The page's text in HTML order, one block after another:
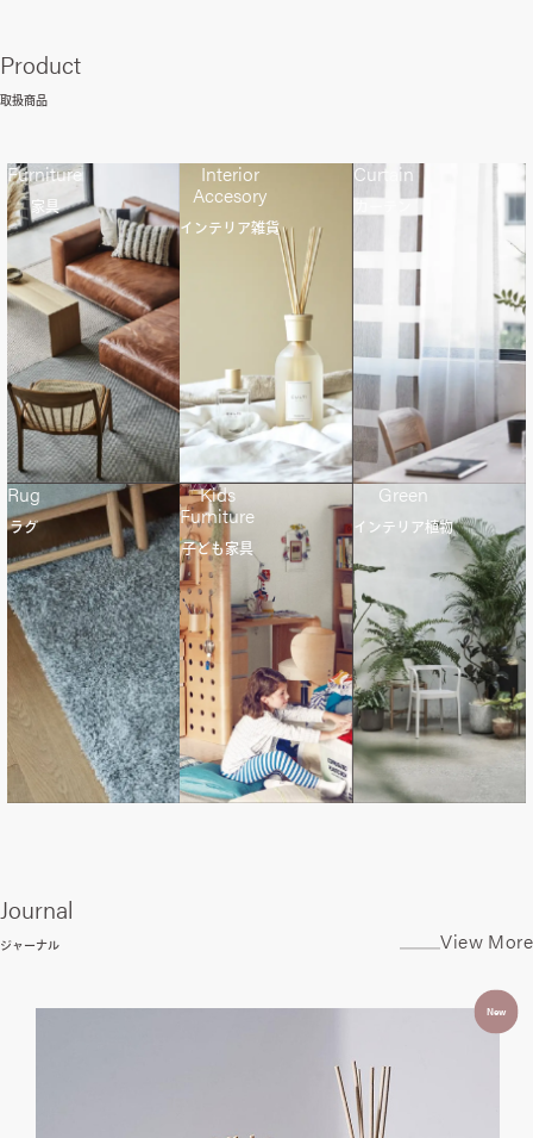
Product
取扱商品
Furniture
家具
Interior
Accesory
インテリア雑貨
Curtain
Rug
ラグ
Kids
Furniture
子ども家具
Green
インテリア植物
Journal
ジャーナル View More
New